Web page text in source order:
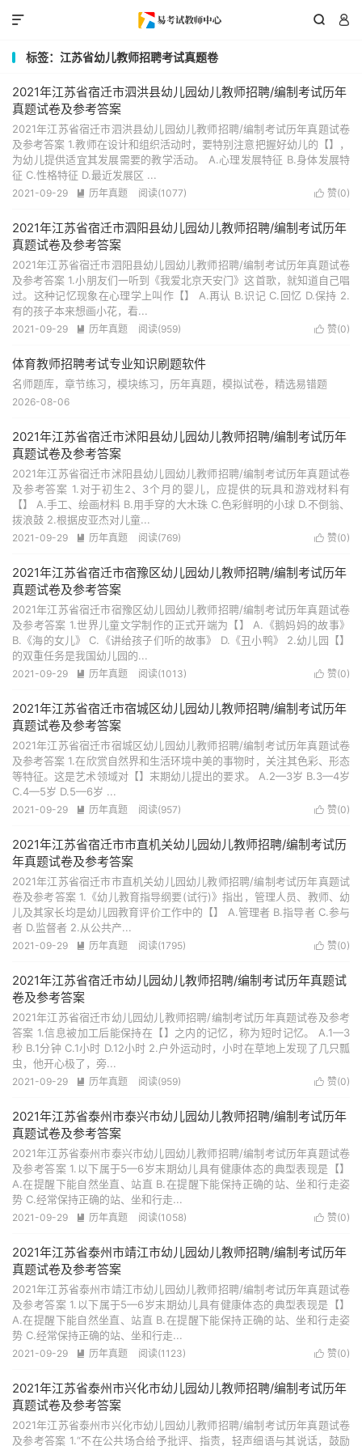
 

标签：江苏省幼儿教师招聘考试真题卷
2021年江苏省宿迁市泗洪县幼儿园幼儿教师招聘/编制考试历年
真题试卷及参考答案
2021年江苏省宿迁市泗洪县幼儿园幼儿教师招聘/编制考试历年真题试卷
及参考答案 1.教师在设计和组织活动时，要特别注意把握好幼儿的【】，
为幼儿提供适宜其发展需要的教学活动。 A.心理发展特征 B.身体发展特
征 C.性格特征 D.最近发展区 ...
2021-09-29  历年真题 阅读(1077)  赞(0)
2021年江苏省宿迁市泗阳县幼儿园幼儿教师招聘/编制考试历年
真题试卷及参考答案
2021年江苏省宿迁市泗阳县幼儿园幼儿教师招聘/编制考试历年真题试卷
及参考答案 1.小朋友们一听到《我爱北京天安门》这首歌，就知道自己唱
过。这种记忆现象在心理学上叫作【】 A.再认 B.识记 C.回忆 D.保持 2.
有的孩子本来想画小花，看...
2021-09-29  历年真题 阅读(959)  赞(0)
体育教师招聘考试专业知识刷题软件
名师题库，章节练习，模块练习，历年真题，模拟试卷，精选易错题
2026-08-06
2021年江苏省宿迁市沭阳县幼儿园幼儿教师招聘/编制考试历年
真题试卷及参考答案
2021年江苏省宿迁市沭阳县幼儿园幼儿教师招聘/编制考试历年真题试卷
及参考答案 1.对于初生2、3个月的婴儿，应提供的玩具和游戏材料有
【】 A.手工、绘画材料 B.用手穿的大木珠 C.色彩鲜明的小球 D.不倒翁、
拨浪鼓 2.根据皮亚杰对儿童...
2021-09-29  历年真题 阅读(769)  赞(0)
2021年江苏省宿迁市宿豫区幼儿园幼儿教师招聘/编制考试历年
真题试卷及参考答案
2021年江苏省宿迁市宿豫区幼儿园幼儿教师招聘/编制考试历年真题试卷
及参考答案 1.世界儿童文学制作的正式开端为【】 A.《鹅妈妈的故事》
B.《海的女儿》 C.《讲给孩子们听的故事》 D.《丑小鸭》 2.幼儿园【】
的双重任务是我国幼儿园的...
2021-09-29  历年真题 阅读(1013)  赞(0)
2021年江苏省宿迁市宿城区幼儿园幼儿教师招聘/编制考试历年
真题试卷及参考答案
2021年江苏省宿迁市宿城区幼儿园幼儿教师招聘/编制考试历年真题试卷
及参考答案 1.在欣赏自然界和生活环境中美的事物时，关注其色彩、形态
等特征。这是艺术领域对【】末期幼儿提出的要求。 A.2—3岁 B.3—4岁
C.4—5岁 D.5—6岁 ...
2021-09-29  历年真题 阅读(957)  赞(0)
2021年江苏省宿迁市市直机关幼儿园幼儿教师招聘/编制考试历
年真题试卷及参考答案
2021年江苏省宿迁市市直机关幼儿园幼儿教师招聘/编制考试历年真题试
卷及参考答案 1.《幼儿教育指导纲要(试行)》指出，管理人员、教师、幼
儿及其家长均是幼儿园教育评价工作中的【】 A.管理者 B.指导者 C.参与
者 D.监督者 2.从公共产...
2021-09-29  历年真题 阅读(1795)  赞(0)
2021年江苏省宿迁市幼儿园幼儿教师招聘/编制考试历年真题试
卷及参考答案
2021年江苏省宿迁市幼儿园幼儿教师招聘/编制考试历年真题试卷及参考
答案 1.信息被加工后能保持在【】之内的记忆，称为短时记忆。 A.1—3
秒 B.1分钟 C.1小时 D.12小时 2.户外运动时，小时在草地上发现了几只瓢
虫，他开心极了，旁...
2021-09-29  历年真题 阅读(959)  赞(0)
2021年江苏省泰州市泰兴市幼儿园幼儿教师招聘/编制考试历年
真题试卷及参考答案
2021年江苏省泰州市泰兴市幼儿园幼儿教师招聘/编制考试历年真题试卷
及参考答案 1.以下属于5—6岁末期幼儿具有健康体态的典型表现是【】
A.在提醒下能自然坐直、站直 B.在提醒下能保持正确的站、坐和行走姿
势 C.经常保持正确的站、坐和行走...
2021-09-29  历年真题 阅读(1058)  赞(0)
2021年江苏省泰州市靖江市幼儿园幼儿教师招聘/编制考试历年
真题试卷及参考答案
2021年江苏省泰州市靖江市幼儿园幼儿教师招聘/编制考试历年真题试卷
及参考答案 1.以下属于5—6岁末期幼儿具有健康体态的典型表现是【】
A.在提醒下能自然坐直、站直 B.在提醒下能保持正确的站、坐和行走姿
势 C.经常保持正确的站、坐和行走...
2021-09-29  历年真题 阅读(1123)  赞(0)
2021年江苏省泰州市兴化市幼儿园幼儿教师招聘/编制考试历年
真题试卷及参考答案
2021年江苏省泰州市兴化市幼儿园幼儿教师招聘/编制考试历年真题试卷
及参考答案 1.“不在公共场合给予批评、指责，轻声细语与其说话，鼓励